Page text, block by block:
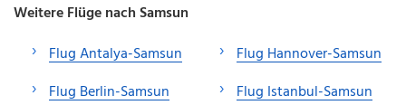
Weitere Flüge nach Samsun
Flug Antalya-Samsun
Flug Berlin-Samsun
Flug Hannover-Samsun
Flug Istanbul-Samsun